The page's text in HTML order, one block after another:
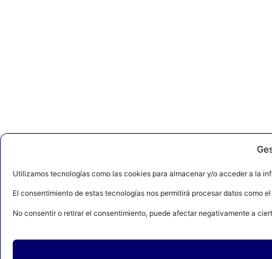
Utilizamos tecnologías como las cookies para almacenar y/o acceder a la
El consentimiento de estas tecnologías nos permitirá procesar datos
No consentir o retirar el consentimiento, puede afectar negativamente a